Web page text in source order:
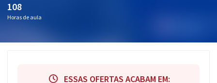
108
Horas de aula
ESSAS OFERTAS ACABAM EM: